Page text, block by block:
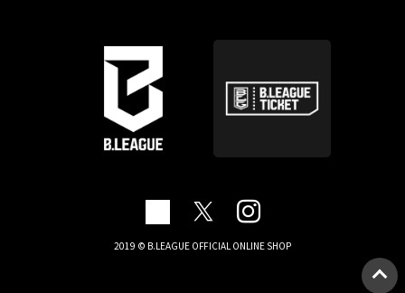
2019 © B.LEAGUE OFFICIAL ONLINE SHOP